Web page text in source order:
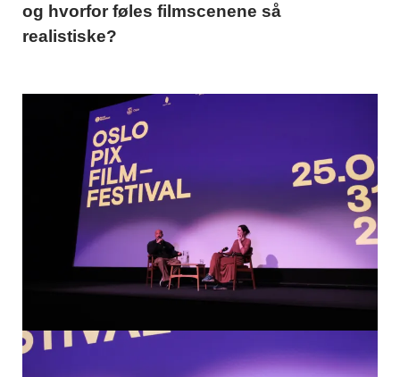
og hvorfor føles filmscenene så
realistiske?